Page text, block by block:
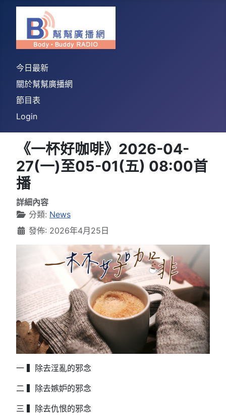
今日最新
關於幫幫廣播網
節目表
Login
《一杯好咖啡》2026-04-
27(一)至05-01(五) 08:00首
播
詳細內容
分類: News
發佈: 2026年4月25日
一 ▍除去淫亂的邪念
二 ▍除去嫉妒的邪念
三 ▍除去仇恨的邪念